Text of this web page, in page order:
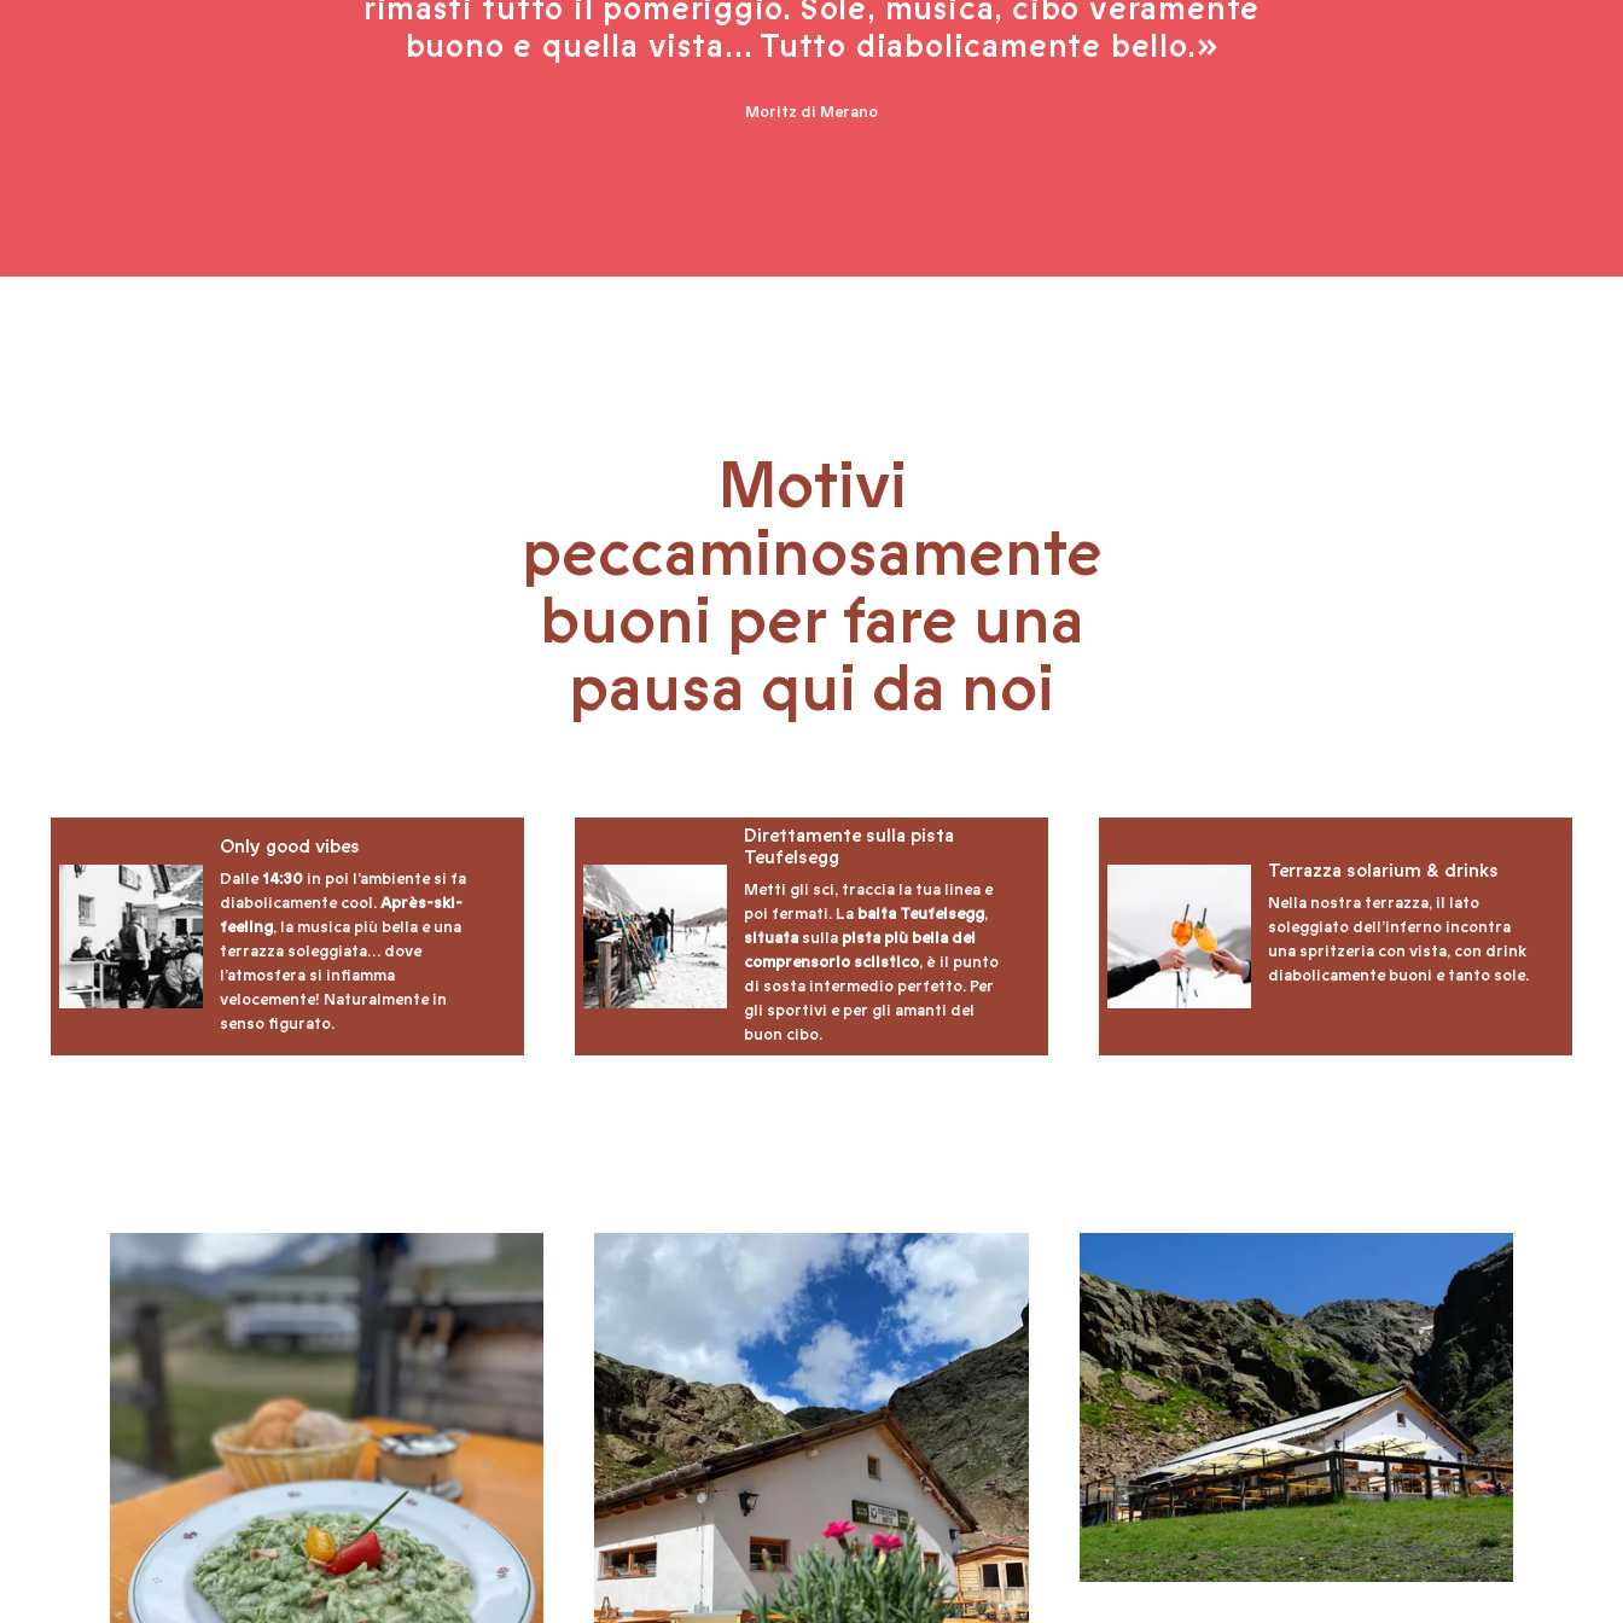
rimasti tutto il pomeriggio. Sole, musica, cibo veramente
buono e quella vista… Tutto diabolicamente bello.»
Moritz di Merano
Motivi
peccaminosamente
buoni per fare una
pausa qui da noi
Only good vibes
Dalle 14:30 in poi l’ambiente si fa
diabolicamente cool. Après-ski-
feeling, la musica più bella e una
terrazza soleggiata… dove
l’atmosfera si infiamma
velocemente! Naturalmente in
senso figurato.
Direttamente sulla pista
Teufelsegg
Metti gli sci, traccia la tua linea e
poi fermati. La baita Teufelsegg,
situata sulla pista più bella del
comprensorio sciistico, è il punto
di sosta intermedio perfetto. Per
gli sportivi e per gli amanti del
buon cibo.
Terrazza solarium & drinks
Nella nostra terrazza, il lato
soleggiato dell’inferno incontra
una spritzeria con vista, con drink
diabolicamente buoni e tanto sole.